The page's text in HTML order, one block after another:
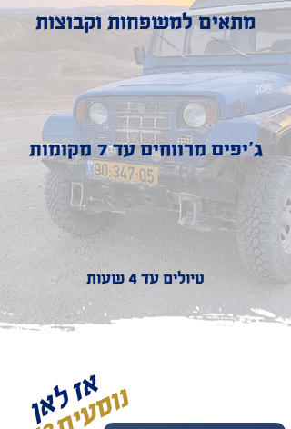
מתאים למשפחות וקבוצות
ג'יפים מרווחים עד 7 מקומות
טיולים עד 4 שעות
אז לאן